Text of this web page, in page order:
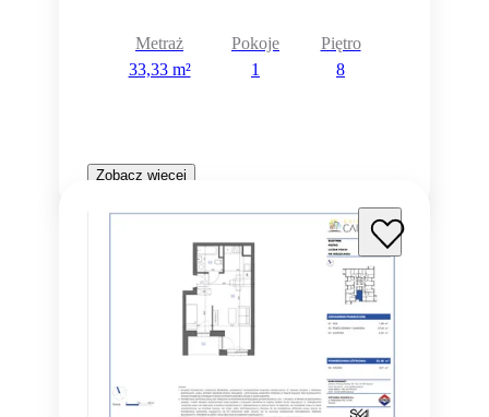
Metraż
33,33 m²
Pokoje
1
Piętro
8
Zobacz więcej